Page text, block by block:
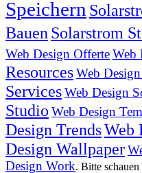
Speichern
Bauen Solarstrom
Web Design OfferteWeb
ResourcesWeb
ServicesWeb Design
Studio Web Design
Design TrendsWeb
Design Wallpaper
Design Work. Bitte